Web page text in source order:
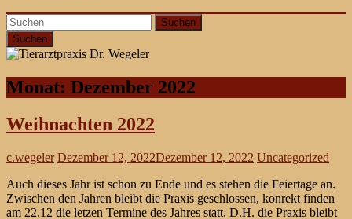
Suchen
Monat: Dezember 2022
Weihnachten 2022
c.wegeler Dezember 12, 2022Dezember 12, 2022 Uncategorized
Auch dieses Jahr ist schon zu Ende und es stehen die Feiertage an.
Zwischen den Jahren bleibt die Praxis geschlossen, konrekt finden
am 22.12 die letzen Termine des Jahres statt. D.H. die Praxis bleibt